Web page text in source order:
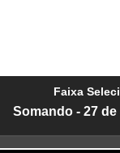
Faixa
Somando - 27